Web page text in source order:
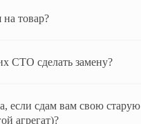
на товар?
СТО сделать замену?
если сдам вам свою старую
агрегат)?
в магазин